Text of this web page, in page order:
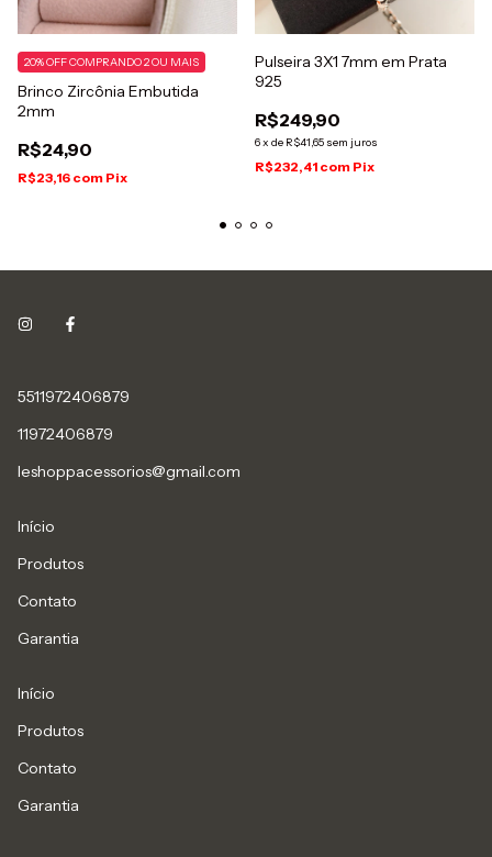
Brinco Zircônia Embutida
2mm
R$24,90
20% OFF COMPRANDO 2 OU MAIS
R$23,16 com Pix
Pulseira 3X1 7mm em Prata
925
R$249,90
6x de R$41,65 sem juros
R$232,41 com Pix
5511972406879
11972406879
leshoppacessorios@gmail.com
Início
Produtos
Contato
Garantia
Início
Produtos
Contato
Garantia